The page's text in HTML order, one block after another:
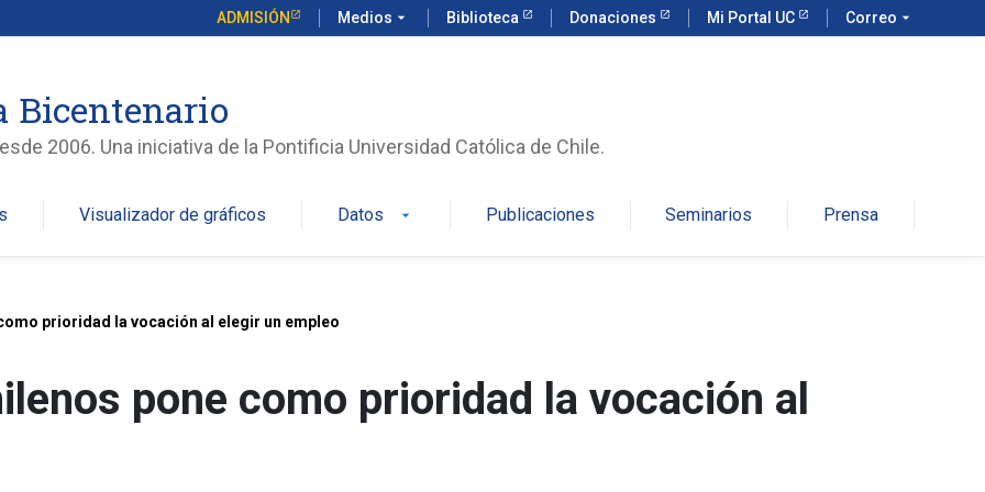
ADMISIÓN Medios arrow_drop_down Biblioteca Donaciones Mi Portal UC Correo arrow_drop_down
Bicentenario
2006. Una iniciativa de la Pontificia Universidad Católica de Chile.
Visualizador de gráficos Datos arrow_drop_down Publicaciones Seminarios Prensa
prioridad la vocación al elegir un empleo
pone como prioridad la vocación al